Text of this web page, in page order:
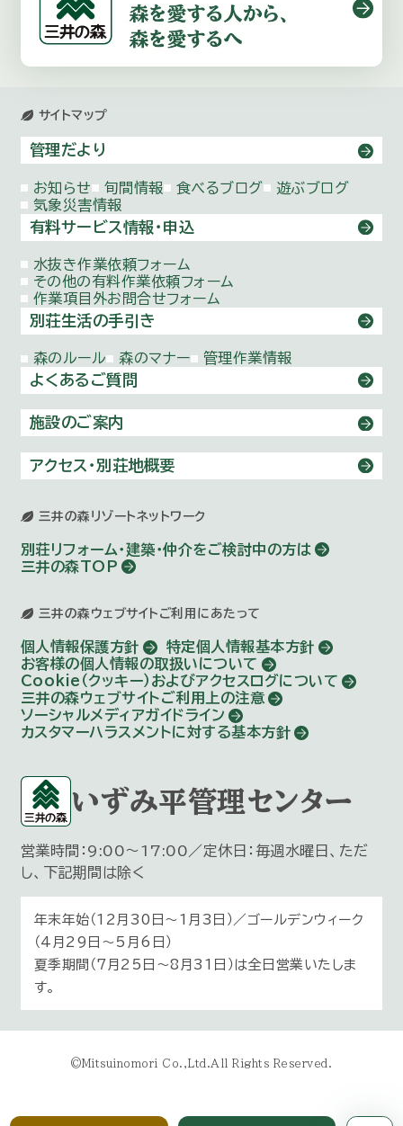
サイトマップ
管理だより
お知らせ 旬間情報 食べるブログ
遊ぶブログ
気象災害情報
有料サービス情報・申込
水抜き作業依頼フォーム
その他の有料作業依頼フォーム
作業項目外お問合せフォーム
別荘生活の手引き
森のルール 森のマナー 管理作業情報
よくあるご質問
施設のご案内
アクセス・別荘地概要
三井の森リゾートネットワーク
別荘リフォーム・建築・仲介をご検討中の方は
三井の森TOP
三井の森ウェブサイトご利用にあたって
個人情報保護方針
特定個人情報基本方針
お客様の個人情報の取扱いについて
Cookie（クッキー）およびアクセスログについて
三井の森ウェブサイトご利用上の注意
ソーシャルメディアガイドライン
カスタマーハラスメントに対する基本方針
いずみ平管理センター
営業時間：9:00～17:00／定休日：毎週水曜日、ただ
し、下記期間は除く
年末年始（12月30日〜1月3日）／ゴールデンウィーク
（4月29日～5月6日）
夏季期間（7月25日～8月31日）は全日営業いたしま
す。
©Mitsuinomori Co.,Ltd.All Rights Reserved.